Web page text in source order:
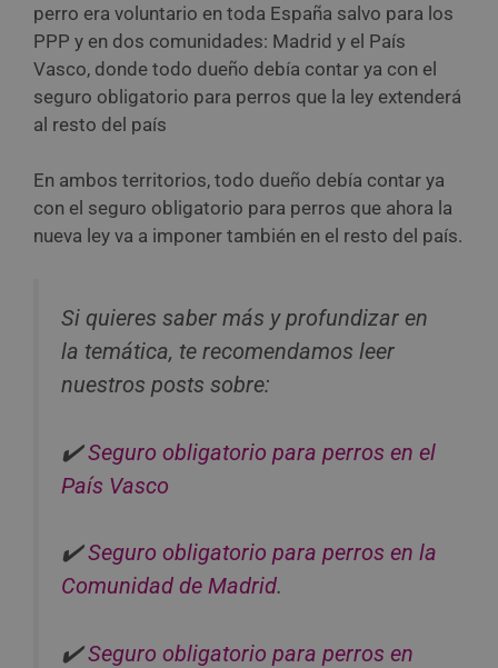
perro era voluntario en toda España salvo para los
PPP y en dos comunidades: Madrid y el País
Vasco, donde todo dueño debía contar ya con el
seguro obligatorio para perros que la ley extenderá
al resto del país
En ambos territorios, todo dueño debía contar ya
con el seguro obligatorio para perros que ahora la
nueva ley va a imponer también en el resto del país.
Si quieres saber más y profundizar en
la temática, te recomendamos leer
nuestros posts sobre:
✔️Seguro obligatorio para perros en el
País Vasco
✔️Seguro obligatorio para perros en la
Comunidad de Madrid.
✔️Seguro obligatorio para perros en